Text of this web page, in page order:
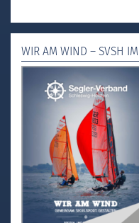
WIR AM WIND – SVSH